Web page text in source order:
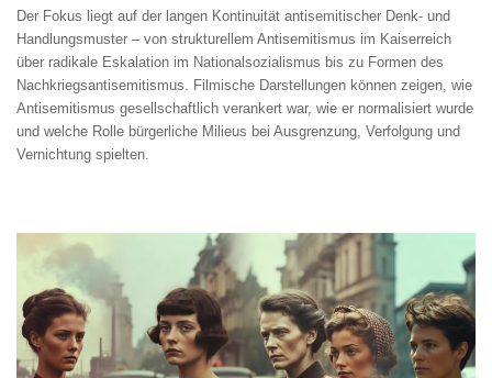
Der Fokus liegt auf der langen Kontinuität antisemitischer Denk- und
Handlungsmuster – von strukturellem Antisemitismus im Kaiserreich
über radikale Eskalation im Nationalsozialismus bis zu Formen des
Nachkriegsantisemitismus. Filmische Darstellungen können zeigen, wie
Antisemitismus gesellschaftlich verankert war, wie er normalisiert wurde
und welche Rolle bürgerliche Milieus bei Ausgrenzung, Verfolgung und
Vernichtung spielten.